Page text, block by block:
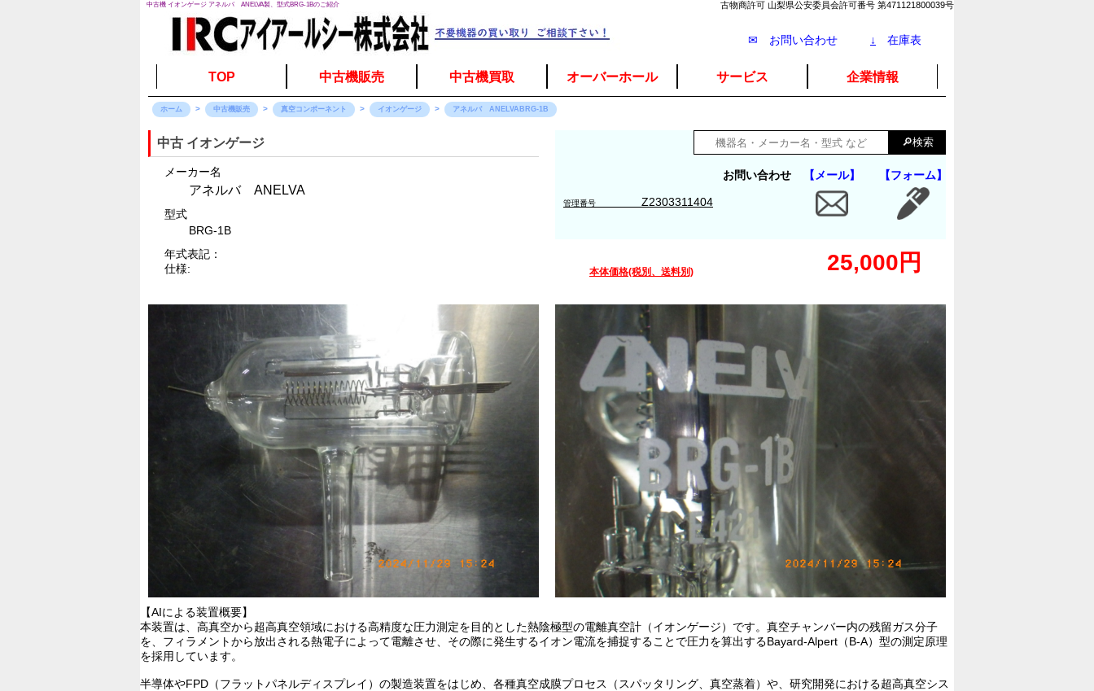
中古機 イオンゲージ アネルバ ANELVA製、型式BRG-1Bのご紹介 古物商許可 山梨県公安委員会許可番号 第471121800039号
✉ お問い合わせ ↓ 在庫表
TOP 中古機販売 中古機買取 オーバーホール サービス 企業情報
ホーム 中古機販売 真空コンポーネント イオンゲージ アネルバ ANELVABRG-1B
お問い合わせ 【メール】 【フォーム】
管理番号 Z2303311404
中古 イオンゲージ
メーカー名
アネルバ ANELVA
型式
BRG-1B
年式表記：
仕様:
本体価格(税別、送料別) 25,000円
【AIによる装置概要】
本装置は、高真空から超高真空領域における高精度な圧力測定を目的とした熱陰極型の電離真空計（イオンゲージ）です。真空チャンバー内の残留ガス分子
を、フィラメントから放出される熱電子によって電離させ、その際に発生するイオン電流を捕捉することで圧力を算出するBayard-Alpert（B-A）型の測定原理
を採用しています。
半導体やFPD（フラットパネルディスプレイ）の製造装置をはじめ、各種真空成膜プロセス（スパッタリング、真空蒸着）や、研究開発における超高真空シス